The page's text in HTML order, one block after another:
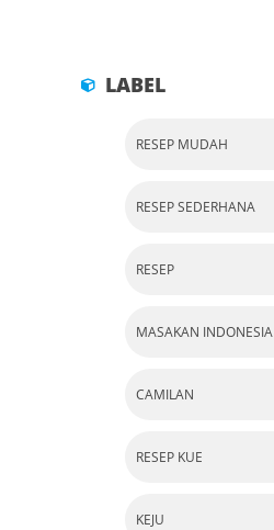
LABEL
RESEP MUDAH
RESEP SEDERHANA
RESEP
MASAKAN INDONESIA
CAMILAN
RESEP KUE
KEJU